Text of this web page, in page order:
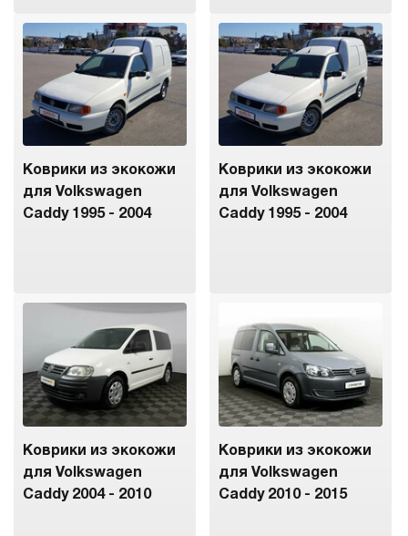
Коврики из экокожи
для Volkswagen
Caddy 1995 - 2004
Коврики из экокожи
для Volkswagen
Caddy 1995 - 2004
Коврики из экокожи
для Volkswagen
Caddy 2004 - 2010
Коврики из экокожи
для Volkswagen
Caddy 2010 - 2015